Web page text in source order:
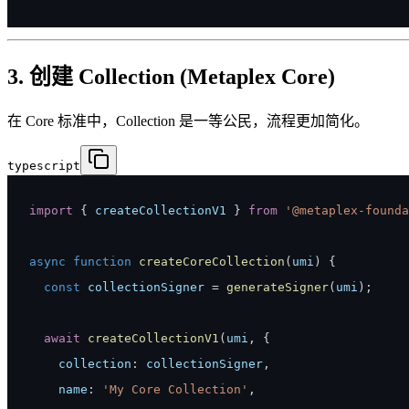
3. 创建 Collection (Metaplex Core)
在 Core 标准中，Collection 是一等公民，流程更加简化。
typescript
import { createCollectionV1 } from '@metaplex-
async function createCoreCollection ( umi )
{
const collectionSigner = generateSigner( umi ) ;
await createCollectionV1 ( umi ,
{
    collection
: collectionSigner ,
    name
: 'My Core Collection' ,